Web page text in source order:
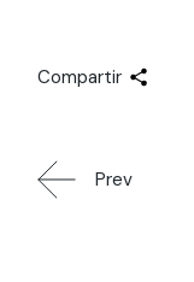
Compartir
Prev